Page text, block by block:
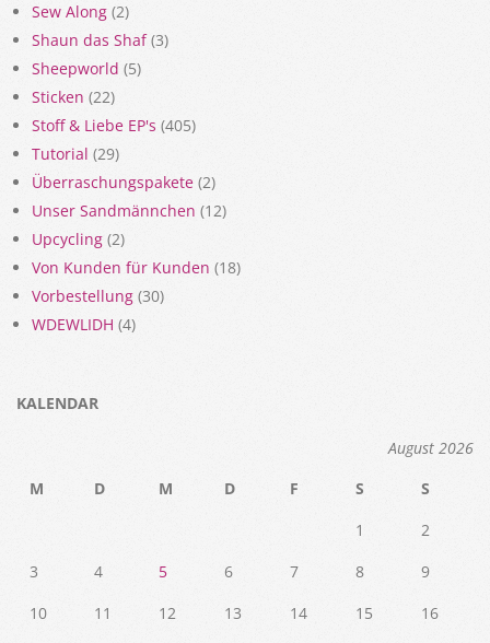
Sew Along (2)
Shaun das Shaf(3)
Sheepworld (5)
Sticken (22)
Stoff & Liebe EP's (405)
Tutorial (29)
Überraschungspakete (2)
Unser Sandmännchen (12)
Upcycling (2)
Von Kunden für Kunden (18)
Vorbestellung (30)
WDEWLIDH (4)
KALENDAR
August 2026
M
D M D F S
S
1
2
3
4 5 6 7 8
9
10
11 12 13 14 15
16